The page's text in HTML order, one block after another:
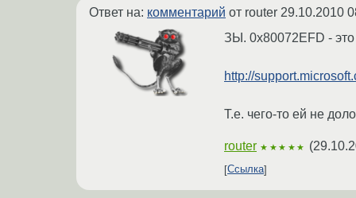
Ответ на: комментарий от router 29.10.2010
ЗЫ. 0x80072EFD -
http://
Т.е. чего-то ей не
router ★★★★★ (
Ссылка